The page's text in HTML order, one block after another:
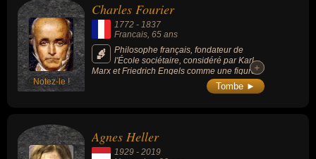
Notez-le !
Charles Fourier
1772 - 1837
Francais, 65 ans
Philosophe français, fondateur de
l'École sociétaire, considéré par Karl
Marx et Friedrich Engels comme une figure
du « socialisme critico-utopique », dont un
autre représentant fut Robert Owen.
+
+
Tombe ►
Agnes Heller
1929 - 2019